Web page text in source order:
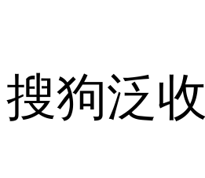
搜狗泛